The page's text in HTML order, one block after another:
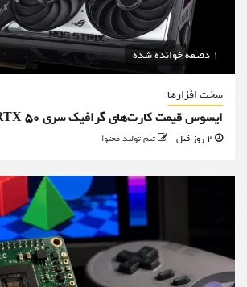
1 دقیقه خوانده شده
سخت افزارها
ایسوس قیمت کارت‌های گرافیک سری RTX 50 را افزایش داد
تیم تولید محتوا